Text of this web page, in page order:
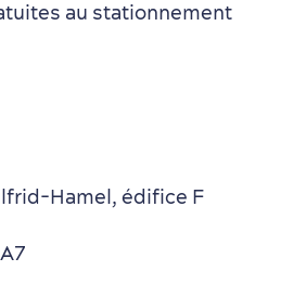
au stationnement
Hamel, édifice F